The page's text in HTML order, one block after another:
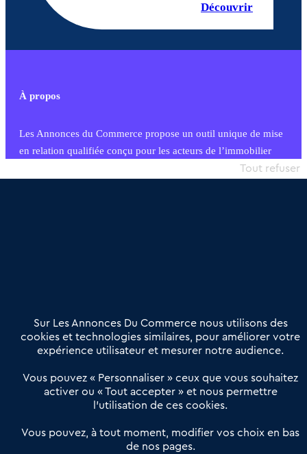
Découvrir
À propos
Les Annonces du Commerce propose un outil unique de mise
en relation qualifiée conçu pour les acteurs de l’immobilier
commercial et les collectivités territoriales, simple et intégrant
Offres Pro
Actualités
Qui sommes nous ?
Derniers articles
Réseau 3C : un partenaire national dédié aux transactions
Petitscommerces : Un partenariat au service du commerce de
proximité et des territoires
Sur Les Annonces Du Commerce nous utilisons des
cookies et technologies similaires, pour améliorer votre
expérience utilisateur et mesurer notre audience.
Vous pouvez « Personnaliser » ceux que vous souhaitez
activer ou « Tout accepter » et nous permettre
l’utilisation de ces cookies.
Vous pouvez, à tout moment, modifier vos choix en bas
de nos pages.
Tout refuser